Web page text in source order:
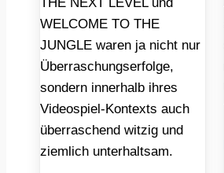
THE NEXT LEVEL und
WELCOME TO THE
JUNGLE waren ja nicht nur
Überraschungserfolge,
sondern innerhalb ihres
Videospiel-Kontexts auch
überraschend witzig und
ziemlich unterhaltsam.